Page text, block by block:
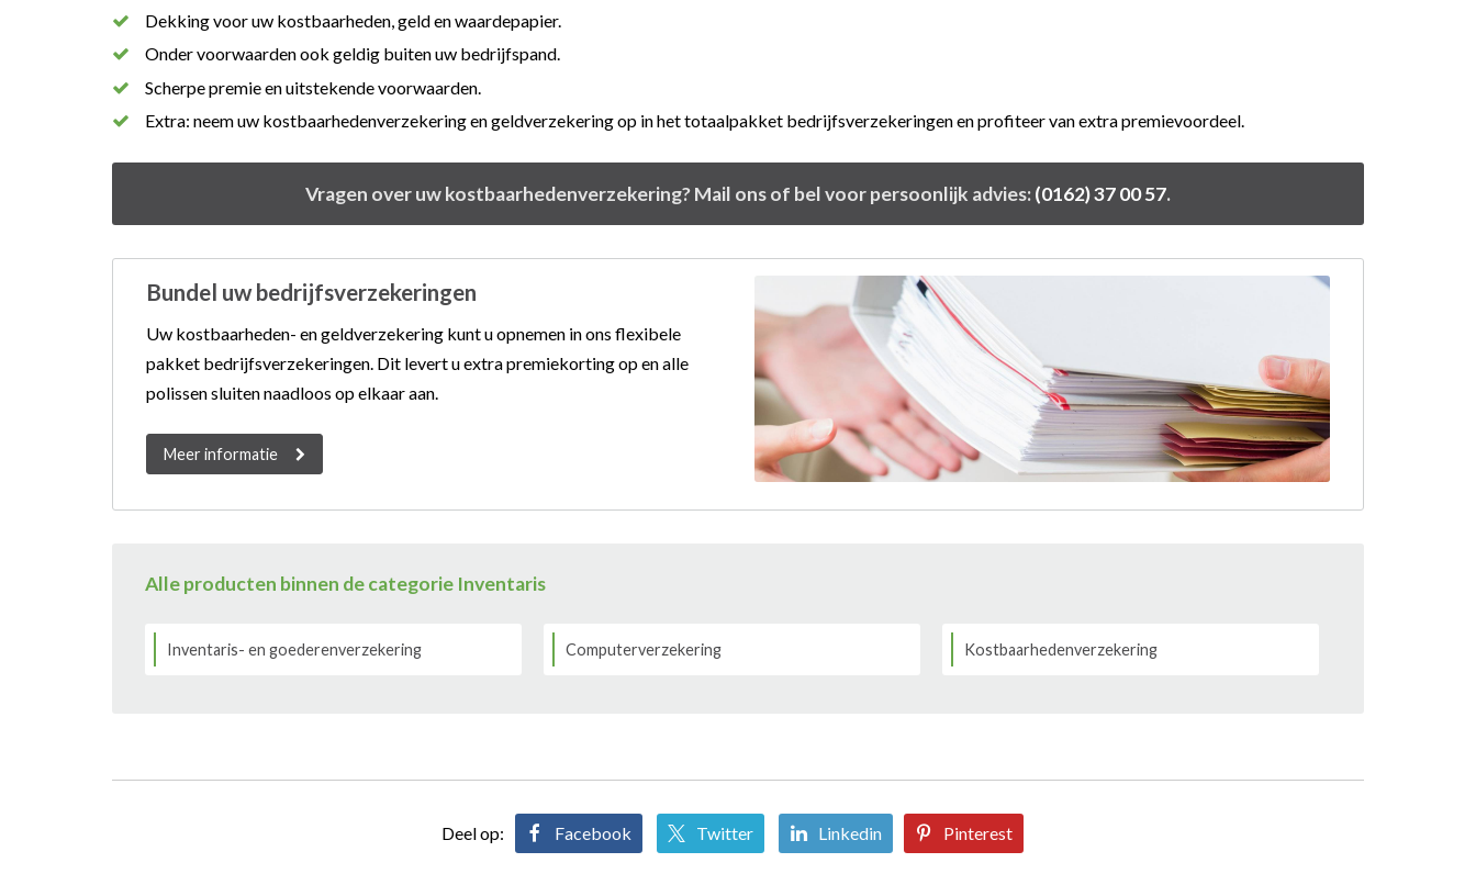
Dekking voor uw kostbaarheden, geld en waardepapier.
Onder voorwaarden ook geldig buiten uw bedrijfspand.
Scherpe premie en uitstekende voorwaarden.
Extra: neem uw kostbaarhedenverzekering en geldverzekering op in het totaalpakket bedrijfsverzekeringen en profiteer van extra premievoordeel.
Vragen over uw kostbaarhedenverzekering? Mail ons of bel voor persoonlijk advies:(0162) 37 00 57.
Bundel uw bedrijfsverzekeringen
Uw kostbaarheden- en geldverzekering kunt u opnemen in ons flexibele
pakket bedrijfsverzekeringen. Dit levert u extra premiekorting op en alle
polissen sluiten naadloos op elkaar aan.
Meer informatie
Alle producten binnen de categorie Inventaris
Inventaris- en goederenverzekering Computerverzekering Kostbaarhedenverzekering
Deel op: Facebook Twitter Linkedin Pinterest